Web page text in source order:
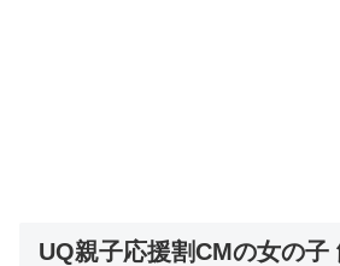
UQ親子応援割CMの女の子